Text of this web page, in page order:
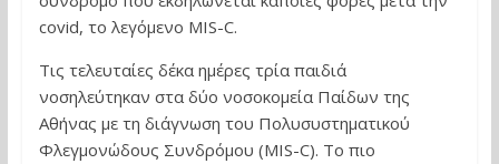
covid, το λεγόμενο MIS-C.
Τις τελευταίες δέκα ημέρες τρία παιδιά
νοσηλεύτηκαν στα δύο νοσοκομεία Παίδων της
Αθήνας με τη διάγνωση του Πολυσυστηματικού
Φλεγμονώδους Συνδρόμου (MIS-C). Το πιο